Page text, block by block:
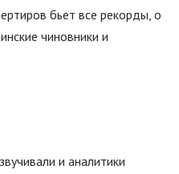
бьет все рекорды, о
чиновники и
и аналитики